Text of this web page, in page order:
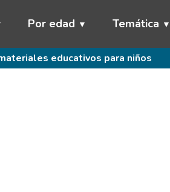
Por edad Temática
educativos para niños